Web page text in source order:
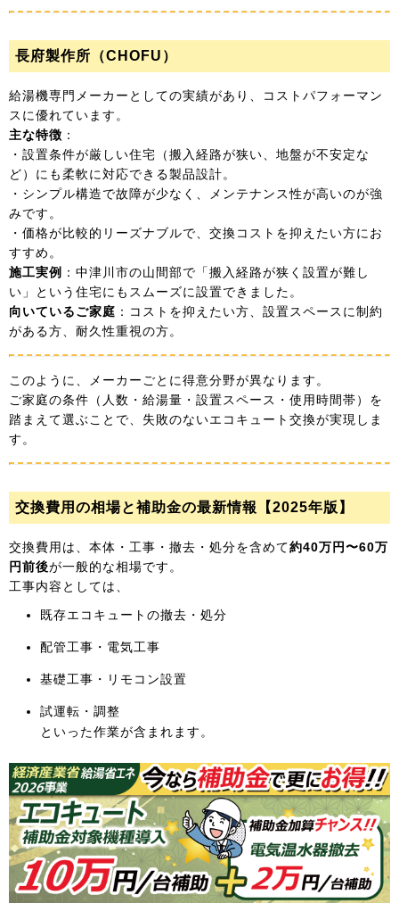
長府製作所（CHOFU）
給湯機専門メーカーとしての実績があり、コストパフォーマン
スに優れています。
主な特徴 ：
・設置条件が厳しい住宅（搬入経路が狭い、地盤が不安定な
ど）にも柔軟に対応できる製品設計。
・シンプル構造で故障が少なく、メンテナンス性が高いのが強
みです。
・価格が比較的リーズナブルで、交換コストを抑えたい方にお
すすめ。
施工実例 ：中津川市の山間部で「搬入経路が狭く設置が難し
い」という住宅にもスムーズに設置できました。
向いているご家庭 ：コストを抑えたい方、設置スペースに制約
がある方、耐久性重視の方。
このように、メーカーごとに得意分野が異なります。
ご家庭の条件（人数・給湯量・設置スペース・使用時間帯）を
踏まえて選ぶことで、失敗のないエコキュート交換が実現しま
す。
交換費用の相場と補助金の最新情報【2025年版】
交換費用は、本体・工事・撤去・処分を含めて約40万円〜60万
円前後が一般的な相場です。
工事内容としては、
既存エコキュートの撤去・処分
配管工事・電気工事
基礎工事・リモコン設置
試運転・調整
といった作業が含まれます。